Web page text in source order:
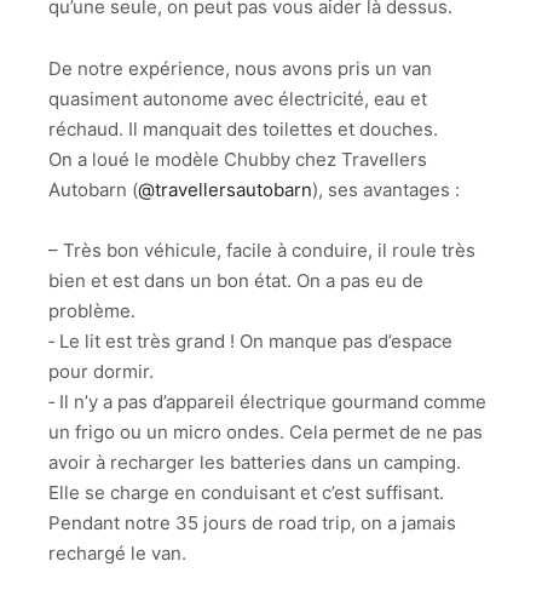
qu’une seule, on peut pas vous aider là dessus.
De notre expérience, nous avons pris un van
quasiment autonome avec électricité, eau et
réchaud. Il manquait des toilettes et douches.
On a loué le modèle Chubby chez Travellers
Autobarn (@travellersautobarn), ses avantages :
– Très bon véhicule, facile à conduire, il roule très
bien et est dans un bon état. On a pas eu de
problème.
‑ Le lit est très grand ! On manque pas d’espace
pour dormir.
‑ Il n’y a pas d’appareil électrique gourmand comme
un frigo ou un micro ondes. Cela permet de ne pas
avoir à recharger les batteries dans un camping.
Elle se charge en conduisant et c’est suffisant.
Pendant notre 35 jours de road trip, on a jamais
rechargé le van.